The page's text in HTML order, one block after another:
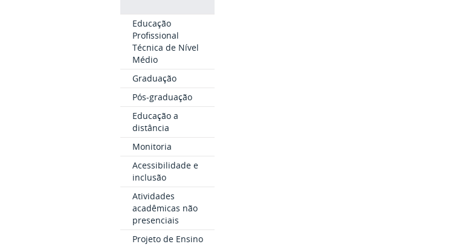
Educação
Profissional
Técnica de Nível
Médio
Graduação
Pós-graduação
Educação a
distância
Monitoria
Acessibilidade e
inclusão
Atividades
acadêmicas não
presenciais
Projeto de Ensino